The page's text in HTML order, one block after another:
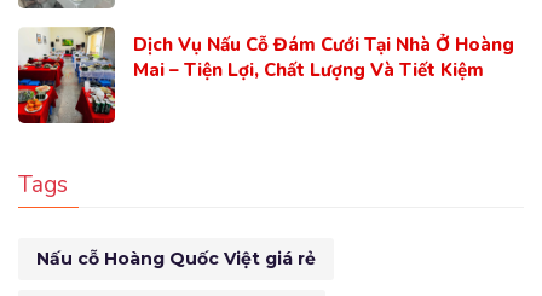
Dịch Vụ Nấu Cỗ Đám Cưới Tại Nhà Ở Hoàng
Mai – Tiện Lợi, Chất Lượng Và Tiết Kiệm
Tags
Nấu cỗ Hoàng Quốc Việt giá rẻ